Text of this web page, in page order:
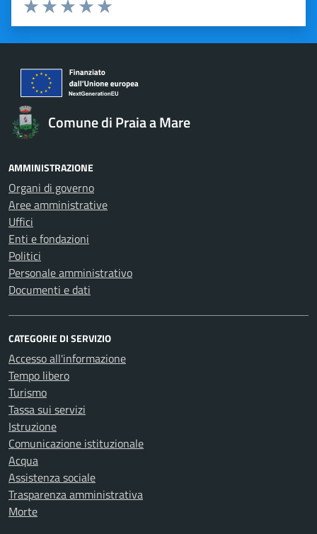
Valuta 5 stelle su 5
Valuta 4 stelle su 5
Valuta 3 stelle su 5
Valuta 2 stelle su 5
Valuta 1 stelle su 5
Comune di Praia a Mare
AMMINISTRAZIONE
Organi di governo
Aree amministrative
Uffici
Enti e fondazioni
Politici
Personale amministrativo
Documenti e dati
CATEGORIE DI SERVIZIO
Accesso all'informazione
Tempo libero
Turismo
Tassa sui servizi
Istruzione
Comunicazione istituzionale
Acqua
Assistenza sociale
Trasparenza amministrativa
Morte